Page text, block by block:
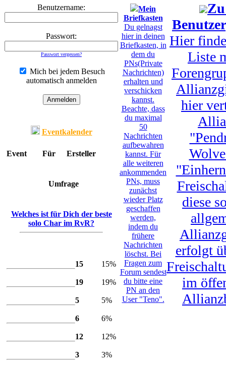
Benutzername:
Passwort:
Passwort vergessen?
Mich bei jedem Besuch
automatisch anmelden
Eventkalender
Event Für Ersteller
Umfrage
Welches ist für Dich der beste
solo Char im RvR?
15
15%
19
19%
5
5%
6
6%
12
12%
3
3%
Mein
Briefkasten
Du gelnagst
hier in deinen
Briefkasten, in
dem du
PNs(Private
Nachrichten)
erhalten und
verschicken
kannst.
Beachte, dass
du maximal
50
Nachrichten
aufbewahren
kannst. Für
alle weiteren
ankommenden
PNs, muss
zunächst
wieder Platz
geschaffen
werden,
indem du
frühere
Nachrichten
löschst. Bei
Fragen zum
Forum sendest
du bitte eine
PN an den
User "Teno".
Hier
Liste
hier
diese
erfolgt
im